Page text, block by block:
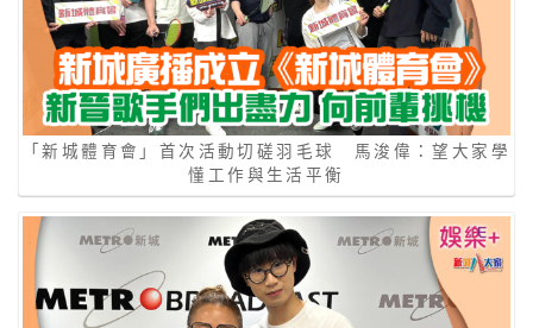
「新城體育會」首次活動切磋羽毛球 馬浚偉：望大家學
懂工作與生活平衡